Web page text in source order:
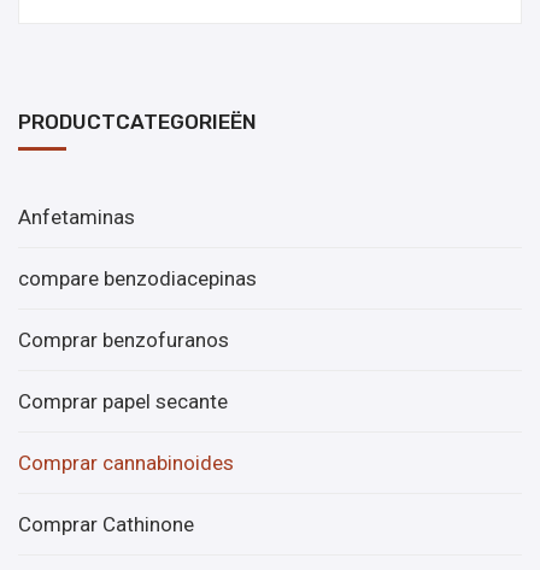
PRODUCTCATEGORIEËN
Anfetaminas
compare benzodiacepinas
Comprar benzofuranos
Comprar papel secante
Comprar cannabinoides
Comprar Cathinone